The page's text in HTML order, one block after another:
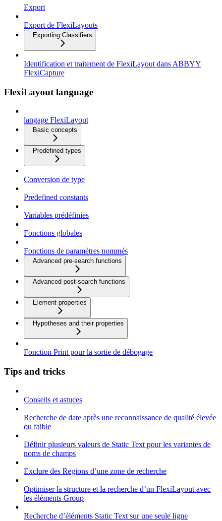
Export
Export de FlexiLayouts
Exporting Classifiers
Identification et traitement de FlexiLayout dans ABBYY
FlexiCapture
FlexiLayout language
langage FlexiLayout
Basic concepts
Predefined types
Conversion de type
Predefined constants
Variables prédéfinies
Fonctions globales
Fonctions de paramètres nommés
Advanced pre-search functions
Advanced post-search functions
Element properties
Hypotheses and their properties
Fonction Print pour la sortie de débogage
Tips and tricks
Conseils et astuces
Recherche de date après une reconnaissance de qualité élevée
ou faible
Définir plusieurs valeurs de Static Text pour les variantes de
noms de champs
Exclure des Regions d’une zone de recherche
Optimiser la structure et la recherche d’un FlexiLayout avec
les éléments Group
Recherche d’éléments Static Text sur une seule ligne